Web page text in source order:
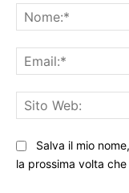
Salva il mio
la prossima volta